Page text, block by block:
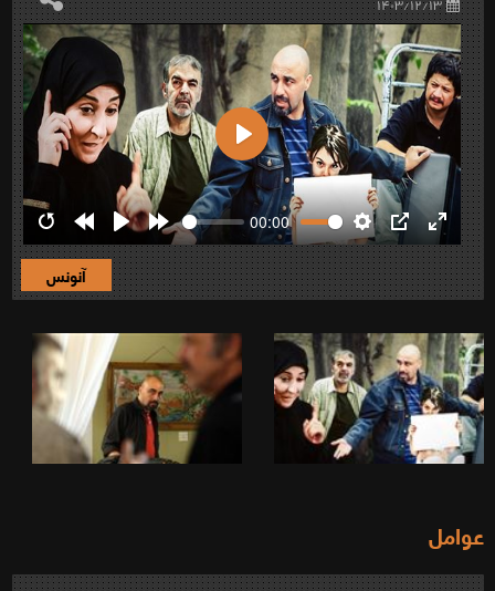
۱۴۰۳/۱۲/۱۳
RestartRewind
10s
Play Forward
10s
00:00
Settings
PIP Enter
Play
آنونس
عوامل